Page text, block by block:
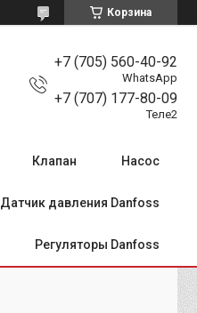
Корзина
+7 (705) 560-40-92
WhatsApp
+7 (707) 177-80-09
Теле2
Клапан Насос
Датчик давления Danfoss
Регуляторы Danfoss